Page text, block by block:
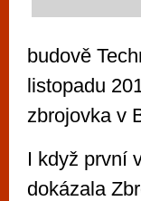
budově
listopadu
zbrojovka v
I když první
dokázala